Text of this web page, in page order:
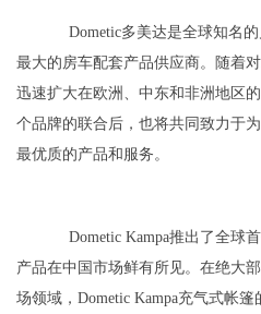
Dometic多美达是全球知名
最大的房车配套产品供应商。随着
迅速扩大在欧洲、中东和非洲地区
个品牌的联合后，也将共同致力于
最优质的产品和服务。
Dometic Kampa推出了全球
产品在中国市场鲜有所见。在绝大
场领域，Dometic Kampa充气式帐